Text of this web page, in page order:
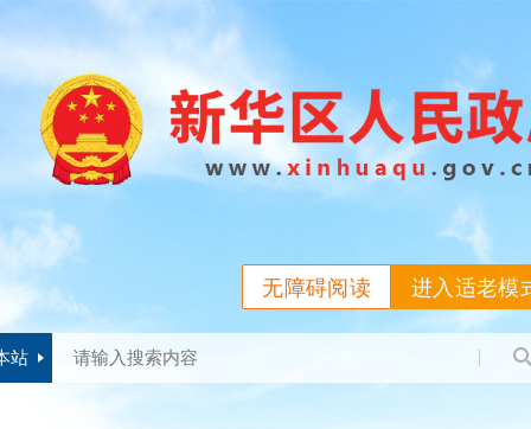
进入适老模
无障碍阅读
站